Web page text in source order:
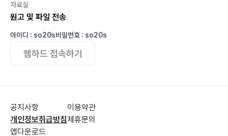
자료실
원고 및 파일 전송
아이디 : so20s비밀번호 : so20s
웹하드 접속하기
공지사항
개인정보취급방침
앱다운로드
이용약관
제휴문의